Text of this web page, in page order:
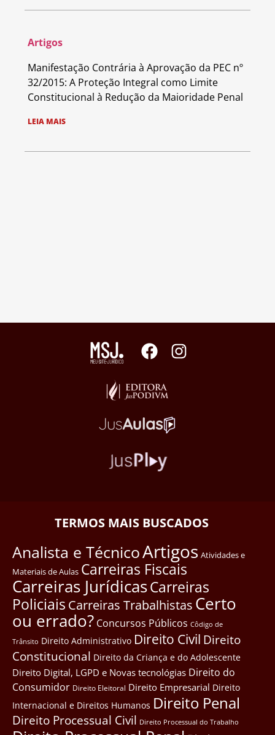
Artigos
Manifestação Contrária à Aprovação da PEC nº
32/2015: A Proteção Integral como Limite
Constitucional à Redução da Maioridade Penal
LEIA MAIS
TERMOS MAIS BUSCADOS
Analista e TécnicoArtigos Atividades e
Materiais de Aulas Carreiras Fiscais
Carreiras JurídicasCarreiras
Policiais Carreiras Trabalhistas Certo
ou errado? Concursos Públicos Côdigo de
Trânsito Direito Administrativo Direito Civil Direito
Constitucional Direito da Criança e do Adolescente
Direito Digital, LGPD e Novas tecnológias Direito do
Consumidor Direito Eleitoral Direito Empresarial Direito
Internacional e Direitos Humanos Direito Penal
Direito Processual Civil Direito Processual do Trabalho